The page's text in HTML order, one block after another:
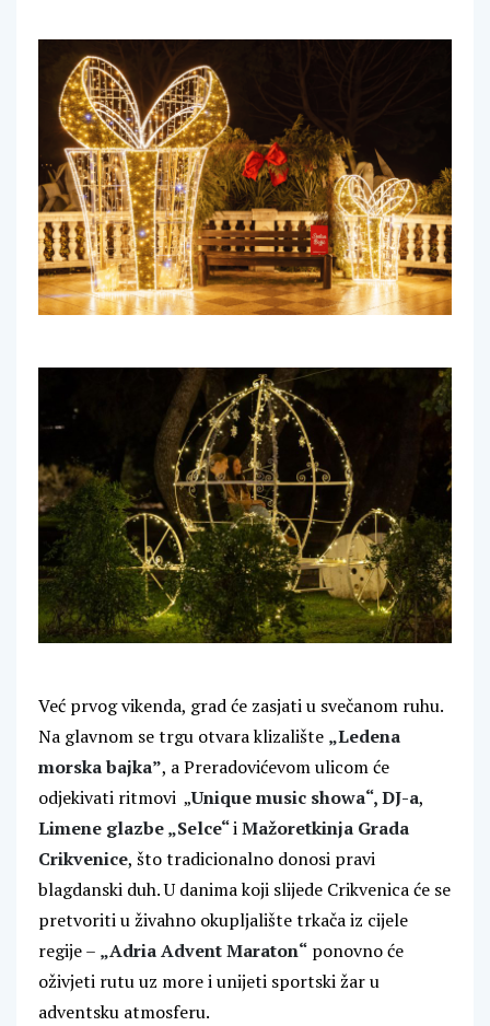
Već prvog vikenda, grad će zasjati u svečanom ruhu.
Na glavnom se trgu otvara klizalište „Ledena
morska bajka”, a Preradovićevom ulicom će
odjekivati ritmovi „Unique music showa“, DJ-a,
Limene glazbe „Selce“iMažoretkinja Grada
Crikvenice, što tradicionalno donosi pravi
blagdanski duh. U danima koji slijede Crikvenica će se
pretvoriti u živahno okupljalište trkača iz cijele
regije – „Adria Advent Maraton“ ponovno će
oživjeti rutu uz more i unijeti sportski žar u
adventsku atmosferu.